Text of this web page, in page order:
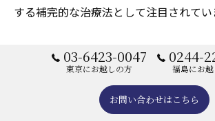
する補完的な治療法として注目されてい
天啓気功治療や療法で活性化す
ーリングと気功治療(本物の気功
啓気療)の統合的アプローチ
03-6423-0047
東京にお越しの方
0244-
福島にお
お問い合わせはこちら